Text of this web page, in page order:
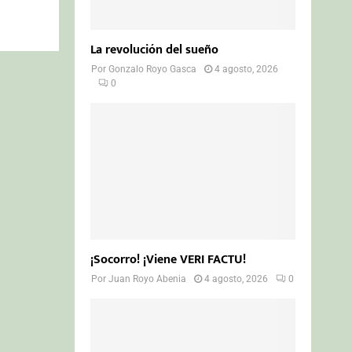
La revolución del sueño
PorGonzalo Royo Gasca
4 agosto, 2026
0
¡Socorro! ¡Viene VERI FACTU!
PorJuan Royo Abenia 4 agosto, 2026 0